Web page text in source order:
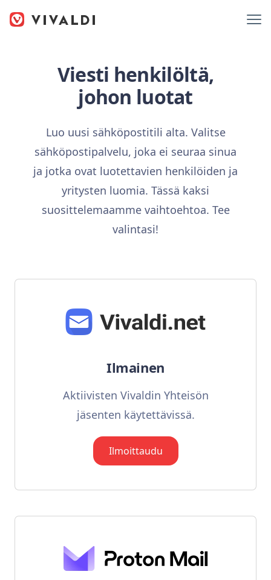
Viesti henkilöltä,
johon luotat
Luo uusi sähköpostitili alta. Valitse
sähköpostipalvelu, joka ei seuraa sinua
ja jotka ovat luotettavien henkilöiden ja
yritysten luomia. Tässä kaksi
suosittelemaamme vaihtoehtoa. Tee
valintasi!
Ilmainen
Aktiivisten Vivaldin Yhteisön
jäsenten käytettävissä.
Ilmoittaudu